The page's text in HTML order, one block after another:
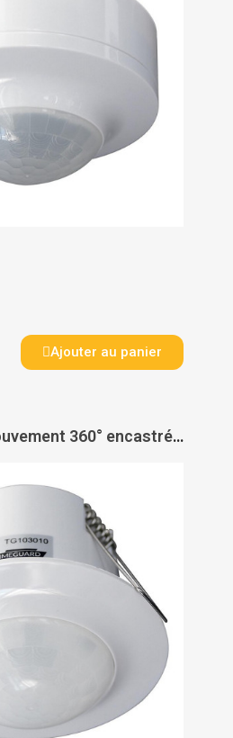
Ajouter au panier
Détecteur de mouvement 360° encastré - THEBEN